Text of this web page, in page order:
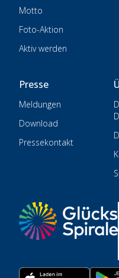
Motto
Foto-Aktion
Aktiv werden
Presse
Meldungen
Download
Pressekontakt